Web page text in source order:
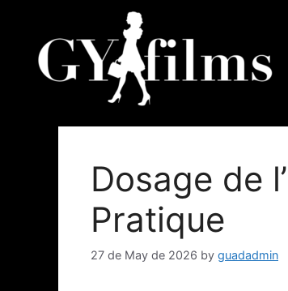
Dosage de
Pratique
27 de May de 2026 by guadadmin